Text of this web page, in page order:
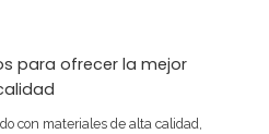
para ofrecer la mejor
con materiales de alta calidad,